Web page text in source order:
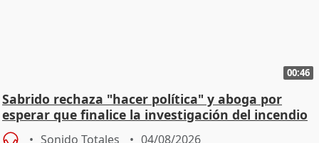
00:46
Sabrido rechaza "hacer política" y aboga por
esperar que finalice la investigación del incendio
Sonido Totales 04/08/2026